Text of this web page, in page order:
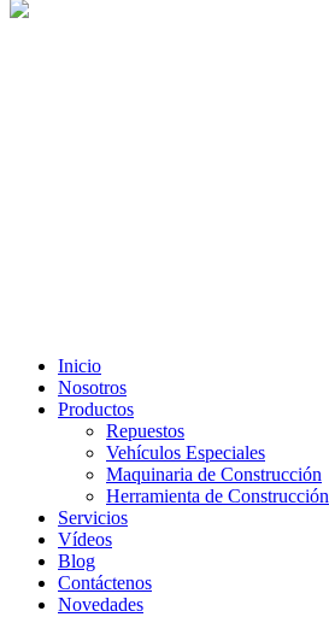
Inicio
Nosotros
Productos
Repuestos
Vehículos Especiales
Maquinaria de Construcción
Herramienta de Construcción
Servicios
Vídeos
Blog
Contáctenos
Novedades